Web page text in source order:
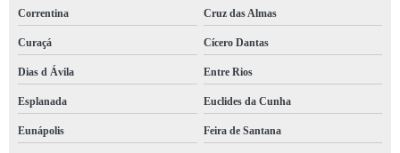
Correntina Cruz das Almas
Curaçá Cícero Dantas
Dias d Ávila Entre Rios
Esplanada Euclides da Cunha
Eunápolis Feira de Santana